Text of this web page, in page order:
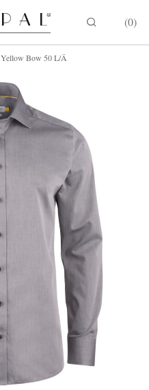
0
Yellow Bow 50 L/Ä